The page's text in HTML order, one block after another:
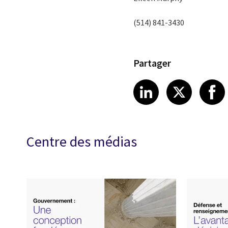
(514) 841-3430
Partager
Share article
LinkedIn
Share
X
Centre des médias